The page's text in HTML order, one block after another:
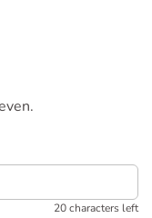
20 characters left